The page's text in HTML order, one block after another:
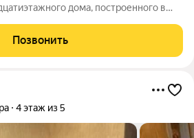
дома, построенного в
составляет 52,70 кв.м., что создает
Позвонить
4 этаж из 5